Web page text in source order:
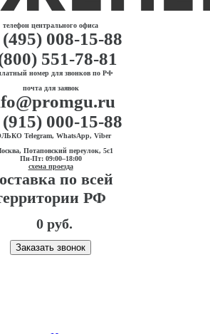
телефон центрального офиса
008-15-88
551-78-81
номер для звонков по РФ
почта для заявок
000-15-88
Telegram, WhatsApp, Viber
Потаповский переулок, 5с1
Пн-Пт: 09:00–18:00
схема проезда
по всей
РФ
0 руб.
Заказать звонок